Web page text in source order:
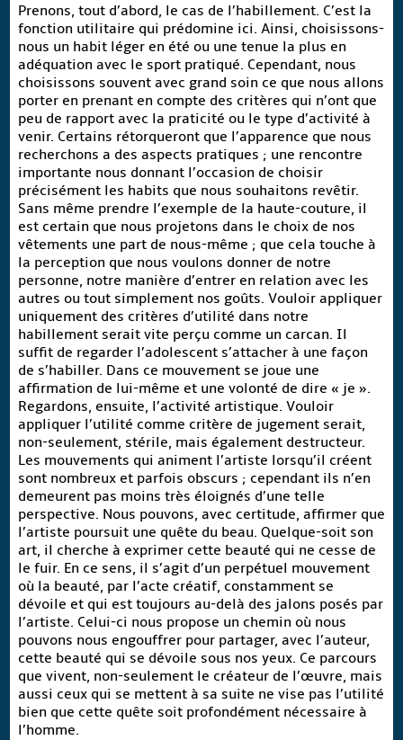
Prenons, tout d’abord, le cas de l’habillement. C’est la
fonction utilitaire qui prédomine ici. Ainsi, choisissons-
nous un habit léger en été ou une tenue la plus en
adéquation avec le sport pratiqué. Cependant, nous
choisissons souvent avec grand soin ce que nous allons
porter en prenant en compte des critères qui n’ont que
peu de rapport avec la praticité ou le type d’activité à
venir. Certains rétorqueront que l’apparence que nous
recherchons a des aspects pratiques ; une rencontre
importante nous donnant l’occasion de choisir
précisément les habits que nous souhaitons revêtir.
Sans même prendre l’exemple de la haute-couture, il
est certain que nous projetons dans le choix de nos
vêtements une part de nous-même ; que cela touche à
la perception que nous voulons donner de notre
personne, notre manière d’entrer en relation avec les
autres ou tout simplement nos goûts. Vouloir appliquer
uniquement des critères d’utilité dans notre
habillement serait vite perçu comme un carcan. Il
suffit de regarder l’adolescent s’attacher à une façon
de s’habiller. Dans ce mouvement se joue une
affirmation de lui-même et une volonté de dire « je ».
Regardons, ensuite, l’activité artistique. Vouloir
appliquer l’utilité comme critère de jugement serait,
non-seulement, stérile, mais également destructeur.
Les mouvements qui animent l’artiste lorsqu’il créent
sont nombreux et parfois obscurs ; cependant ils n’en
demeurent pas moins très éloignés d’une telle
perspective. Nous pouvons, avec certitude, affirmer que
l’artiste poursuit une quête du beau. Quelque-soit son
art, il cherche à exprimer cette beauté qui ne cesse de
le fuir. En ce sens, il s’agit d’un perpétuel mouvement
où la beauté, par l’acte créatif, constamment se
dévoile et qui est toujours au-delà des jalons posés par
l’artiste. Celui-ci nous propose un chemin où nous
pouvons nous engouffrer pour partager, avec l’auteur,
cette beauté qui se dévoile sous nos yeux. Ce parcours
que vivent, non-seulement le créateur de l’œuvre, mais
aussi ceux qui se mettent à sa suite ne vise pas l’utilité
bien que cette quête soit profondément nécessaire à
l’homme.